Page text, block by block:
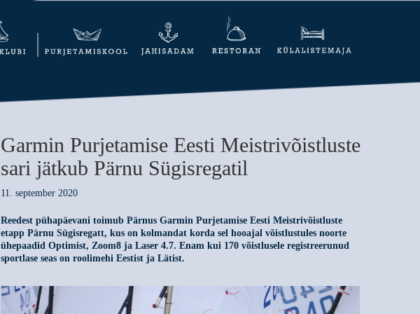
Garmin Purjetamise Eesti Meistrivõistluste
sari jätkub Pärnu Sügisregatil
11. september 2020
Reedest pühapäevani toimub Pärnus Garmin Purjetamise Eesti Meistrivõistluste
etapp Pärnu Sügisregatt, kus on kolmandat korda sel hooajal võistlustules noorte
ühepaadid Optimist, Zoom8 ja Laser 4.7.Enam kui 170 võistlusele registreerunud
sportlase seas on roolimehi Eestist ja Lätist.